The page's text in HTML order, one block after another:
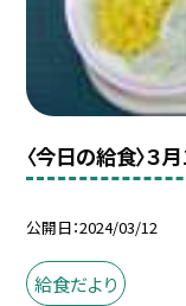
〈今日の給食〉３月
公開日 2024/03/12
給食だより